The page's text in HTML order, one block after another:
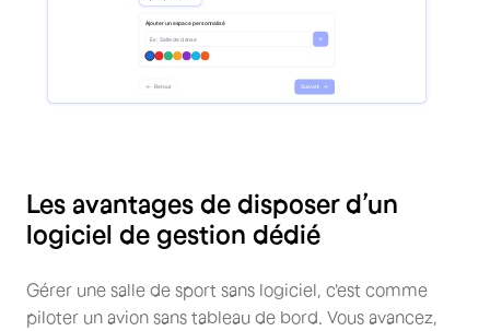
Les avantages de disposer d’un
logiciel de gestion dédié
Gérer une salle de sport sans logiciel, c'est comme
piloter un avion sans tableau de bord. Vous avancez,